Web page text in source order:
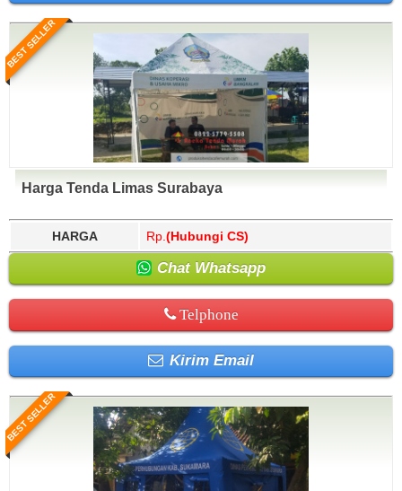
BEST SELLER
Harga Tenda Limas Surabaya
HARGA Rp. (Hubungi CS)
Chat Whatsapp
Telphone
Kirim Email
BEST SELLER